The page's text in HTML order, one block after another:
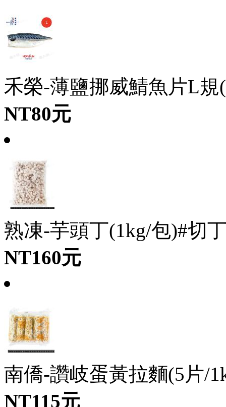
禾榮-薄鹽挪威鯖魚片L規
NT80元
熟凍-芋頭丁(1kg/包)#切
NT160元
南僑-讚岐蛋黃拉麵(5片/
NT115元